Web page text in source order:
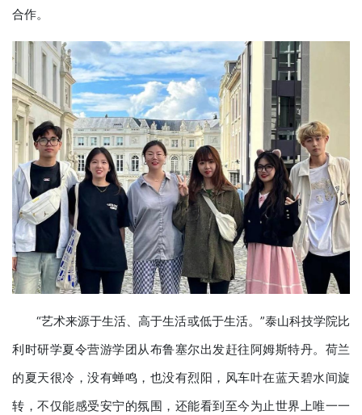
合作。
“艺术来源于生活、高于生活或低于生活。”泰山科技学院比
利时研学夏令营游学团从布鲁塞尔出发赶往阿姆斯特丹。荷兰
的夏天很冷，没有蝉鸣，也没有烈阳，风车叶在蓝天碧水间旋
转，不仅能感受安宁的氛围，还能看到至今为止世界上唯一一